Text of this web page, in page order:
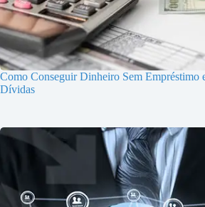
Como Conseguir Dinheiro Sem Empréstimo
Dívidas